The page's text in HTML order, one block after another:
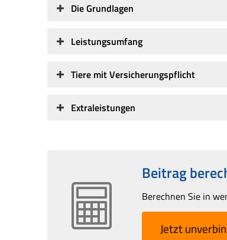
Die Grundlagen
Leistungsumfang
Tiere mit Versicherungspflicht
Extraleistungen
Beitrag
Berechnen Sie in
Jetzt